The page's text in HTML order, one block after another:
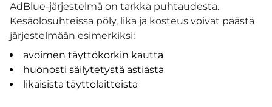
AdBlue-järjestelmä on tarkka puhtaudesta.
Kesäolosuhteissa pöly, lika ja kosteus voivat päästä
järjestelmään esimerkiksi:
avoimen täyttökorkin kautta
huonosti säilytetystä astiasta
likaisista täyttölaitteista